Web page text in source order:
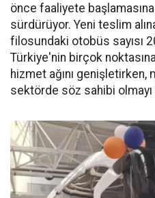
önce faaliyete
sürdürüyor. Yeni teslim
filosundaki otobüs sayısı
Türkiye'nin birçok
hizmet ağını
sektörde söz sahibi